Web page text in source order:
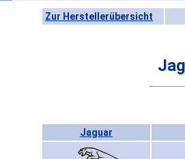
Zur Herstellerübersicht
Jaguar